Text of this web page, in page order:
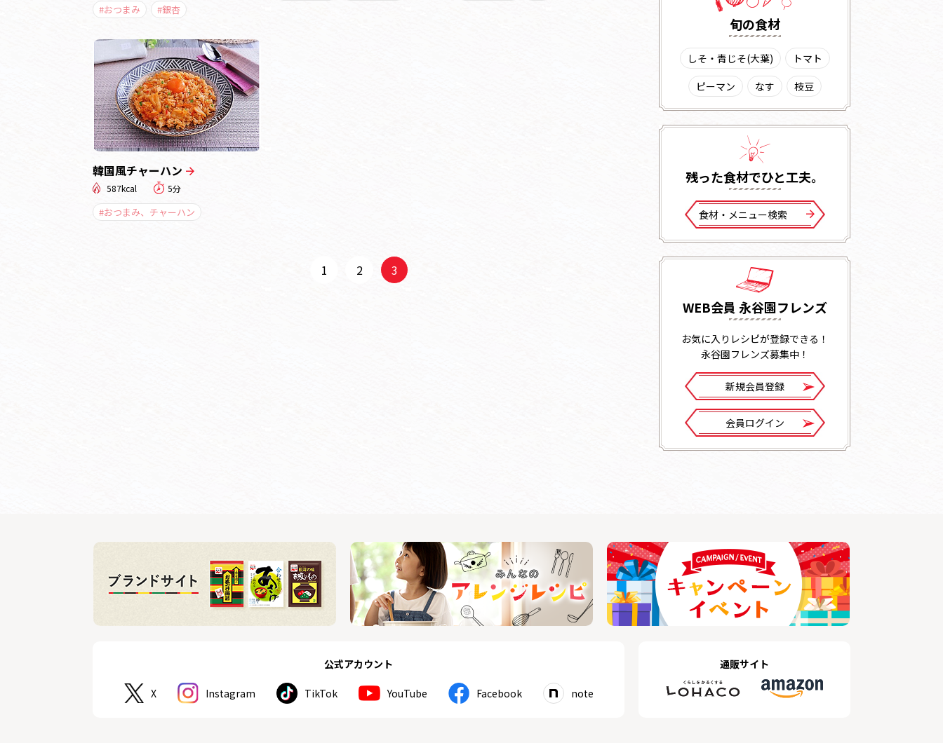
#おつまみ #銀杏
韓国風チャーハン
587kcal 5分
#おつまみ、チャーハン
1 2 3
旬の⾷材
しそ・青じそ(大葉)
トマト
ピーマン
なす 枝豆
残った⾷材でひと⼯夫。
⾷材・メニュー検索
WEB会員 永谷園フレンズ
お気に入りレシピが登録できる！
永谷園フレンズ募集中！
新規会員登録
会員ログイン
公式アカウント
X Instagram TikTok YouTube Facebook note
通販サイト